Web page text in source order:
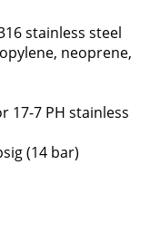
stainless steel
neoprene,
17-7 PH stainless
(14 bar)